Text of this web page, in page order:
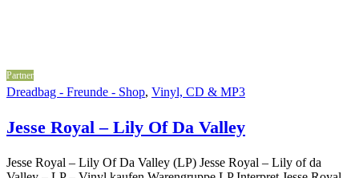
Partner
Dreadbag - Freunde - Shop, Vinyl, CD & MP3
Jesse Royal – Lily Of Da Valley
Jesse Royal – Lily Of Da Valley (LP) Jesse Royal – Lily of da